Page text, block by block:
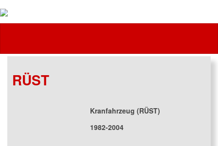
RÜST
Kranfahrzeug (RÜST)
1982-2004